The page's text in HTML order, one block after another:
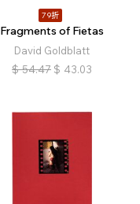
79折
Fragments of Fietas
David Goldblatt
$ 54.47 $ 43.03